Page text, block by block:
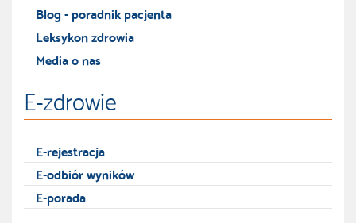
Blog - poradnik pacjenta
Leksykon zdrowia
Media o nas
E-zdrowie
E-rejestracja
E-odbiór wyników
E-porada